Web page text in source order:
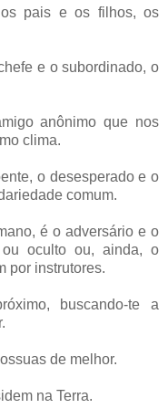
pais e os filhos, os
e o subordinado, o
anônimo que nos
clima.
o desesperado e o
comum.
é o adversário e o
ou oculto ou, ainda, o
por instrutores.
buscando-te a
de melhor.
na Terra.